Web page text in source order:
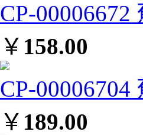
CP-
￥ 158.00
CP-
￥ 189.00